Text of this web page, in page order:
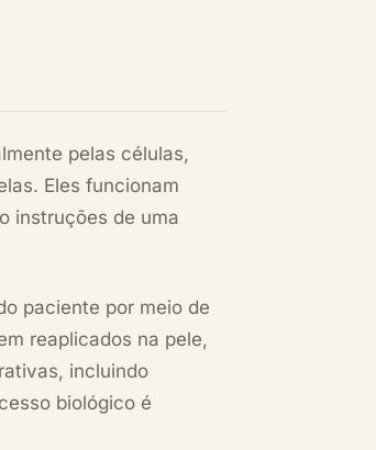
pelas células,
Eles funcionam
instruções de uma
paciente por meio de
reaplicados na pele,
incluindo
biológico é